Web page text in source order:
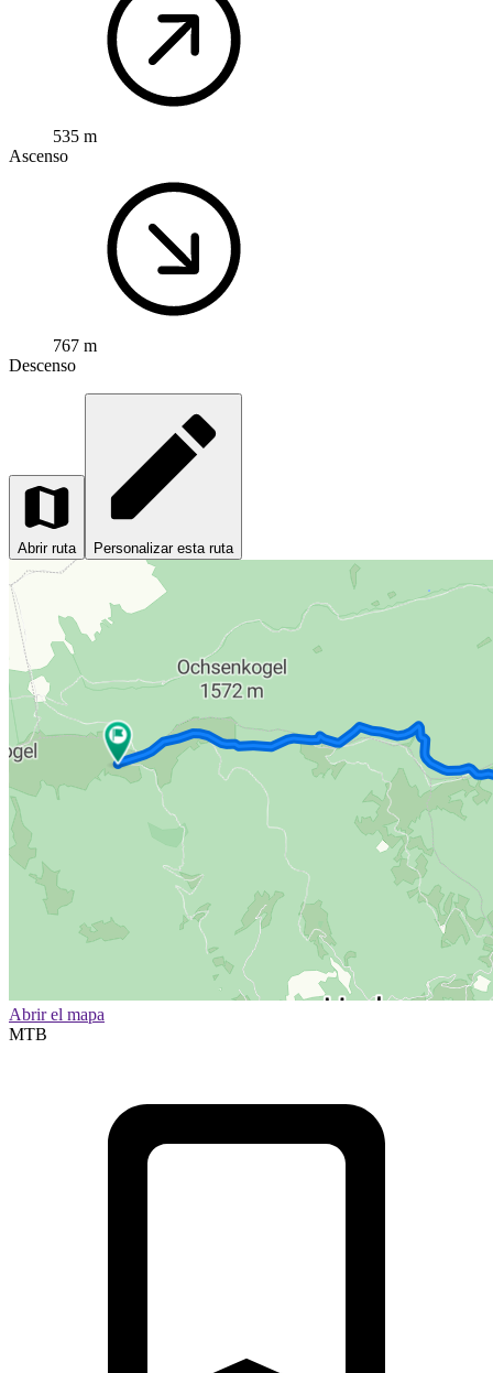
535 m
Ascenso
767 m
Descenso
Abrir ruta Personalizar esta ruta
Abrir el mapa
MTB